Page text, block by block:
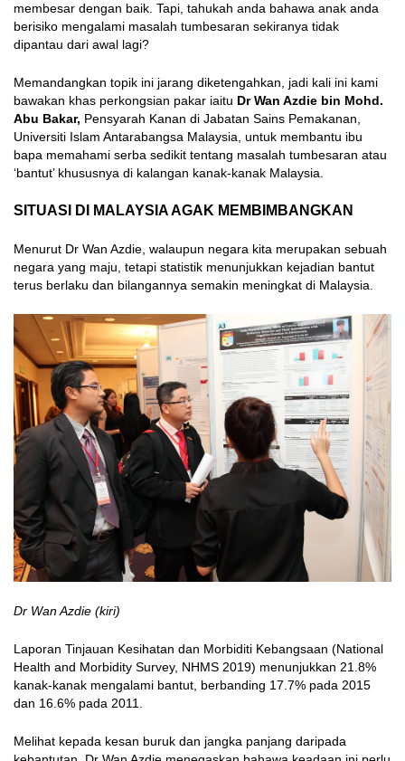
membesar dengan baik. Tapi, tahukah anda bahawa anak anda
berisiko mengalami masalah tumbesaran sekiranya tidak
dipantau dari awal lagi?
Memandangkan topik ini jarang diketengahkan, jadi kali ini kami
bawakan khas perkongsian pakar iaitu Dr Wan Azdie bin Mohd.
Abu Bakar, Pensyarah Kanan di Jabatan Sains Pemakanan,
Universiti Islam Antarabangsa Malaysia, untuk membantu ibu
bapa memahami serba sedikit tentang masalah tumbesaran atau
‘bantut’ khususnya di kalangan kanak-kanak Malaysia.
SITUASI DI MALAYSIA AGAK MEMBIMBANGKAN
Menurut Dr Wan Azdie, walaupun negara kita merupakan sebuah
negara yang maju, tetapi statistik menunjukkan kejadian bantut
terus berlaku dan bilangannya semakin meningkat di Malaysia.
Dr Wan Azdie (kiri)
Laporan Tinjauan Kesihatan dan Morbiditi Kebangsaan (National
Health and Morbidity Survey, NHMS 2019) menunjukkan 21.8%
kanak-kanak mengalami bantut, berbanding 17.7% pada 2015
dan 16.6% pada 2011.
Melihat kepada kesan buruk dan jangka panjang daripada